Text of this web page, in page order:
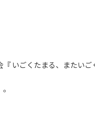
いごくたまる、またい